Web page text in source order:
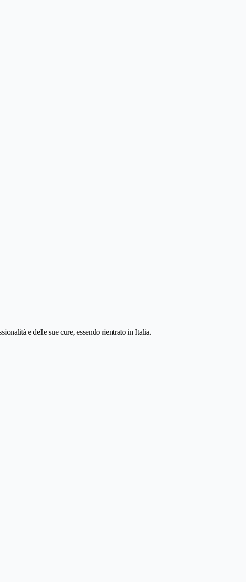
e delle sue cure, essendo rientrato in Italia.